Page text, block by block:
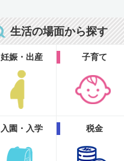
生活の場面から探す
妊娠・出産 子育て
入園・入学 税金